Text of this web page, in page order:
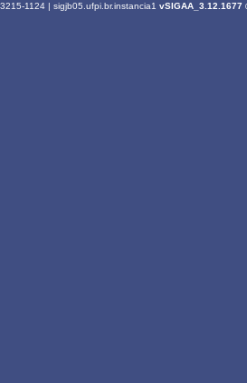
1124 | sigjb05.ufpi.br.instancia1 vSIGAA_3.12.1677